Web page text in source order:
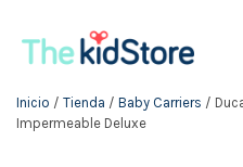
Inicio / Tienda / Baby Carriers /
Impermeable Deluxe